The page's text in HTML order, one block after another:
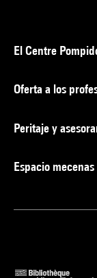
El Centre
Oferta a los
Peritaje y
Espacio mecenas